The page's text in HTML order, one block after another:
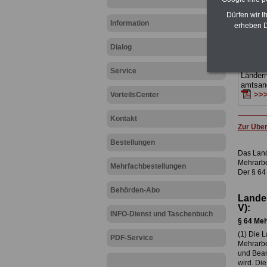
Information
Dialog
Service
VorteilsCenter
Kontakt
Bestellungen
Mehrfachbestellungen
Behörden-Abo
INFO-Dienst und Taschenbuch
PDF-Service
ABO
Zur
Das
Der §
V):
§ 64
(1) Die
und
wird.
Dürfen wir
erheben